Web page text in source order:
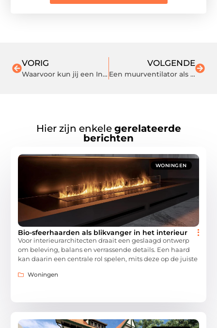
VORIG
Waarvoor kun jij een Interim CFO voor inschakelen in uw bedrijf?
VOLGENDE
Een muurventilator als goedkoop alternatief voor airconditioning
Hier zijn enkele gerelateerde
berichten
WONINGEN
Bio-sfeerhaarden als blikvanger in het interieur
Voor interieurarchitecten draait een geslaagd ontwerp
om beleving, balans en verrassende details. Een haard
kan daarin een centrale rol spelen, mits deze op de juiste
Woningen